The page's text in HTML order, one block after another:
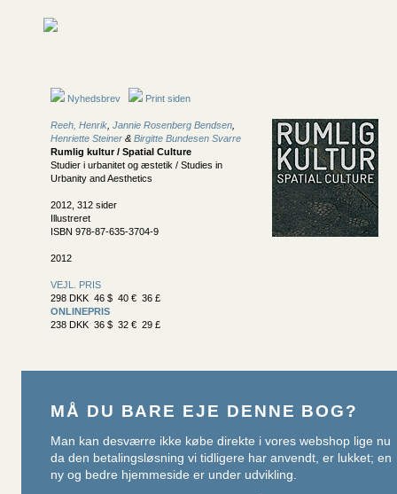
Nyhedsbrev Print siden
Reeh, Henrik Jannie Rosenberg Bendsen
Henriette Steiner & Birgitte Bundesen Svarre
Rumlig kultur / Spatial Culture
Studier i urbanitet og æstetik / Studies in
Urbanity and Aesthetics
2012, 312 sider
Illustreret
ISBN 978-87-635-3704-9
2012
VEJL. PRIS
298 DKK 46 $ 40 € 36 £
ONLINEPRIS
238 DKK 36 $ 32 € 29 £
MÅ DU BARE EJE DENNE BOG?
Man kan desværre ikke købe direkte i vores webshop lige nu
da den betalingsløsning vi tidligere har anvendt, er lukket; en
ny og bedre hjemmeside er under udvikling.